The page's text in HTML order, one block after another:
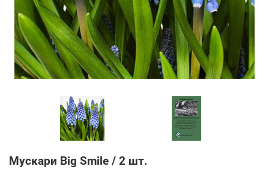
Мускари Big Smile / 2 шт.